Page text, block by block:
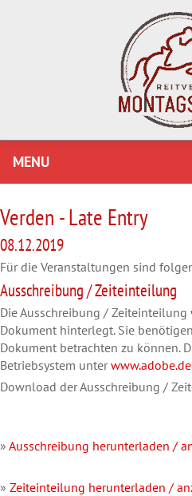
MENU
Verden - Late Entry
08.12.2019
Für die Veranstaltungen sind
Ausschreibung / Zeiteinteilung
Die Ausschreibung / Zeiteinteilung
Dokument hinterlegt. Sie
Dokument betrachten zu können.
Betriebsystem unter www.adobe.de
Download der Ausschreibung /
» Ausschreibung herunterladen /
» Zeiteinteilung herunterladen /